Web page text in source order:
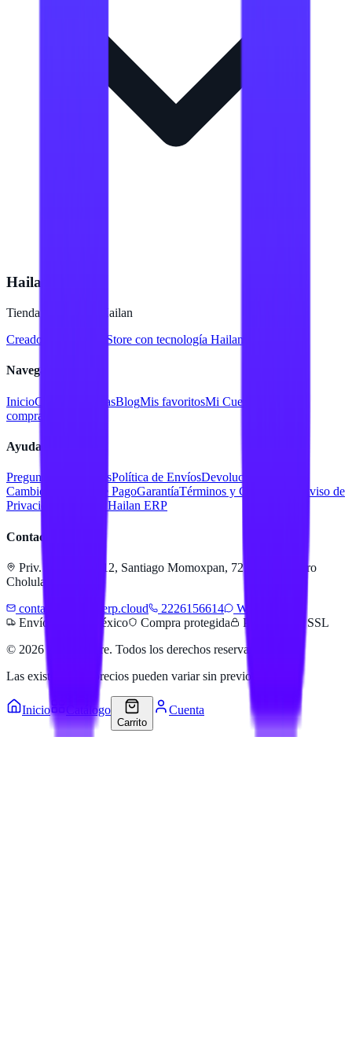
Hailan Store
Tienda en línea de Hailan
Creado para
Hailan Store con tecnología Hailan ERP
Navegación
InicioCatálogo MarcasBlogMis favoritosMi Cuenta
compra
Ayuda
Preguntas FrecuentesPolítica de EnvíosDevoluciones y
Cambios
Métodos de PagoGarantíaTérminos y Condiciones
Aviso de
Privacidad
Servicios Hailan ERP
Contacto
Priv. Alejandra 512, Santiago Momoxpan, 72775 San Pedro
Cholula, Pue.
contacto@hailanerp.cloud
2226156614
WhatsApp
Envíos a todo México
Compra protegida
Pago seguro SSL
© 2026 Hailan Store. Todos los derechos reservados.
Las existencias y precios pueden variar sin previo aviso.
Inicio Catálogo
Carrito
Cuenta